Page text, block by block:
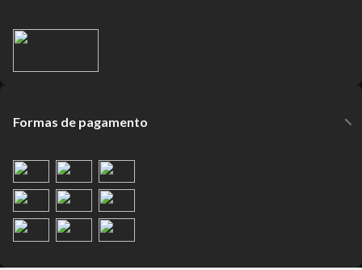
Formas de pagamento